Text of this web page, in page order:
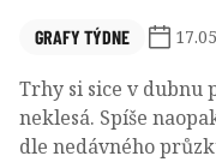
GRAFY TÝDNE
Trhy si sice v dubnu
neklesá. Spíše
dle nedávného